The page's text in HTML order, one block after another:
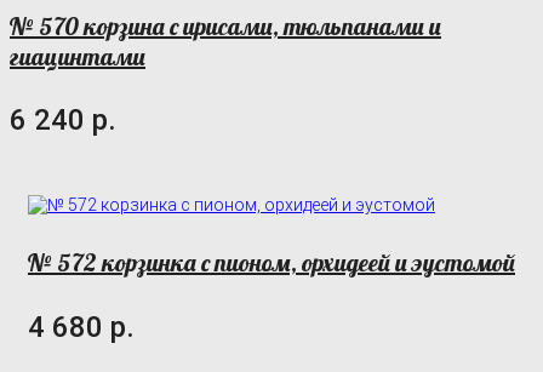
№ 570 корзина с ирисами, тюльпанами и
гиацинтами
6 240 р.
№ 572 корзинка с пионом, орхидеей и эустомой
4 680 р.